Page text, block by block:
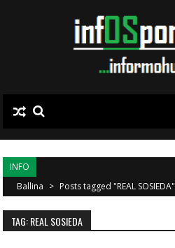
INFO
Ballina > Posts tagged "REAL SOSIEDA"
TAG: REAL SOSIEDA